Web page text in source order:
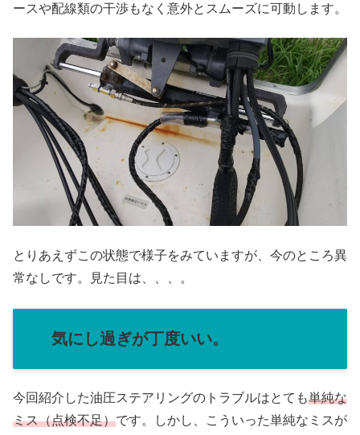
ースや配線類の干渉もなく意外とスムーズに可動します。
とりあえずこの状態で様子をみていますが、今のところ異
常なしです。見た目は、、、。
気にし過ぎが丁度いい。
今回紹介した油圧ステアリングのトラブルはとても単純な
ミス（点検不足）です。しかし、こういった単純なミスが